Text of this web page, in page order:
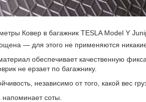
Ковер в багажник TESLA Model Y
— для этого не применяются
обеспечивает качественную
не ерзает по багажнику.
независимо от того, какой вес
напоминает соты.